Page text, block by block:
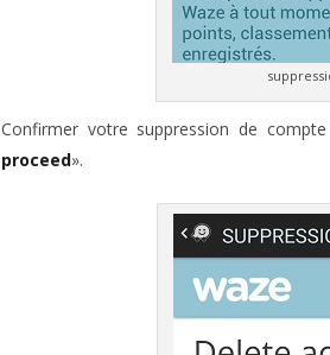
Confirmer votre suppression de
proceed».